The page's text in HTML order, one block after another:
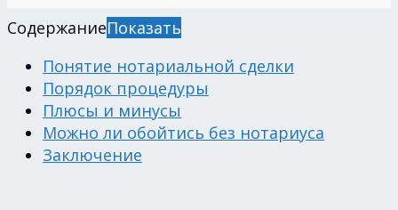
СодержаниеПоказать
Понятие нотариальной сделки
Порядок процедуры
Плюсы и минусы
Можно ли обойтись без нотариуса
Заключение